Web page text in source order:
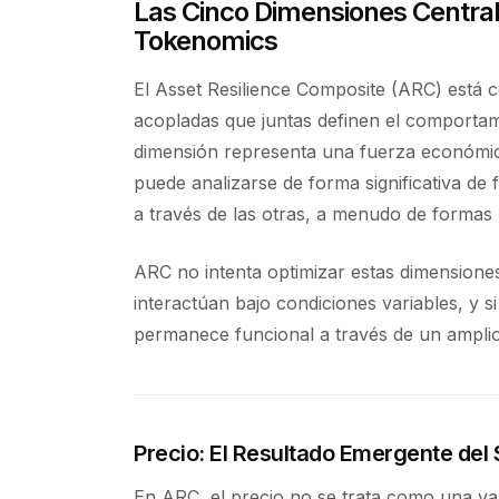
Las Cinco Dimensiones
Tokenomics
El Asset Resilience Composite (ARC)
acopladas que juntas definen el
dimensión representa una fuerza
puede analizarse de forma significativa
a través de las otras, a menudo de
ARC no intenta optimizar estas
interactúan bajo condiciones variables, y
permanece funcional a través de un
Precio: El Resultado Emergente del